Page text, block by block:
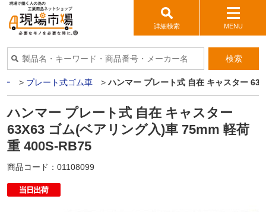
詳細検索 MENU
検索
ー > プレート式ゴム車 >ハンマー プレート式 自在 キャスター
ハンマー プレート式 自在 キャスター
63X63 ゴム(ベアリング入)車 75mm 軽荷
重 400S-RB75
商品コード： 01108099